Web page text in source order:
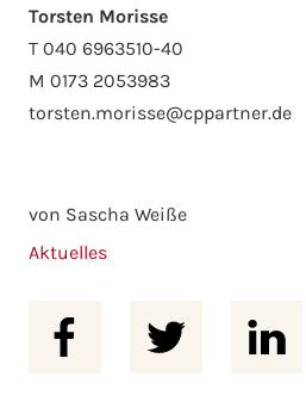
von Sascha Weiße
Aktuelles
Torsten Morisse
T 040 6963510-40
M 0173 2053983
torsten.morisse@cppartner.de